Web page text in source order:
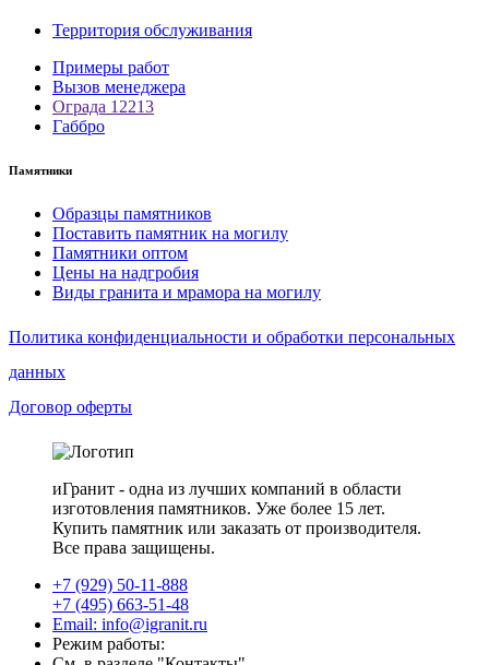
Территория обслуживания
Примеры работ
Вызов менеджера
Ограда 12213
Габбро
Памятники
Образцы памятников
Поставить памятник на могилу
Памятники оптом
Цены на надгробия
Виды гранита и мрамора на могилу
Политика конфиденциальности и обработки персональных
данных
Договор оферты
иГранит - одна из лучших компаний в области
изготовления памятников. Уже более 15 лет.
Купить памятник или заказать от производителя.
Все права защищены.
+7 (929) 50-11-888
+7 (495) 663-51-48
Email: info@igranit.ru
Режим работы: